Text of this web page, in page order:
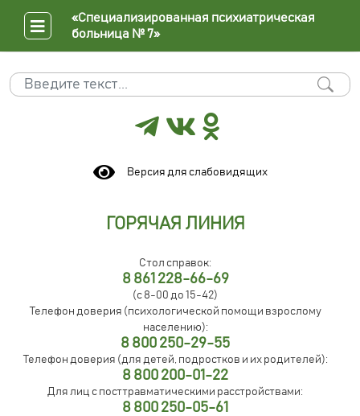
Поиск
Версия для слабовидящих
ГОРЯЧАЯ ЛИНИЯ
Стол справок:
8 861 228-66-69
(с 8-00 до 15-42)
Телефон доверия (психологической помощи взрослому
населению):
8 800 250-29-55
Телефон доверия (для детей, подростков и их родителей):
8 800 200-01-22
Для лиц с посттравматическими расстройствами:
8 800 250-05-61
«Специализированная психиатрическая
больница № 7»